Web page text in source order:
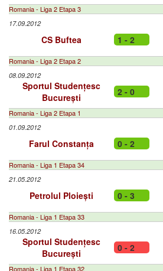
Romania - Liga 2 Etapa 3
17.09.2012
CS Buftea 1 - 2
Romania - Liga 2 Etapa 2
08.09.2012
Sportul Studențesc
București
2 - 0
Romania - Liga 2 Etapa 1
01.09.2012
Farul Constanța 0 - 2
Romania - Liga 1 Etapa 34
21.05.2012
Petrolul Ploiești 0 - 3
Romania - Liga 1 Etapa 33
16.05.2012
Sportul Studențesc
București
0 - 2
Romania - Liga 1 Etapa 32